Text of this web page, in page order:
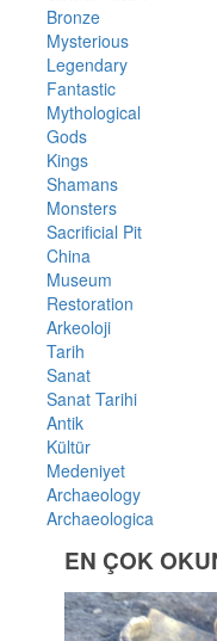
Bronze
Mysterious
Legendary
Fantastic
Mythological
Gods
Kings
Shamans
Monsters
Sacrificial Pit
China
Museum
Restoration
Arkeoloji
Tarih
Sanat
Sanat Tarihi
Antik
Kültür
Medeniyet
Archaeology
Archaeologica
EN ÇOK